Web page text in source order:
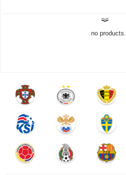
no products.